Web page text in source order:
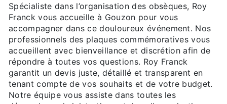
Spécialiste dans l’organisation des obsèques, Roy
Franck vous accueille à Gouzon pour vous
accompagner dans ce douloureux événement. Nos
professionnels des plaques commémoratives vous
accueillent avec bienveillance et discrétion afin de
répondre à toutes vos questions. Roy Franck
garantit un devis juste, détaillé et transparent en
tenant compte de vos souhaits et de votre budget.
Notre équipe vous assiste dans toutes les